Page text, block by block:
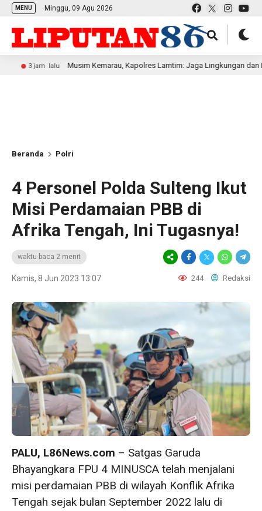
MENU Minggu, 09 Agu 2026
Musim Kemarau, Kapolres Lamtim: Jaga Lingkungan dan Hindari
Beranda Polri
4 Personel Polda Sulteng Ikut
Misi Perdamaian PBB di
Afrika Tengah, Ini Tugasnya!
waktu baca 2 menit
Kamis, 8 Jun 2023 13:07 244 Redaksi
PALU, L86News.com – Satgas Garuda
Bhayangkara FPU 4 MINUSCA telah menjalani
misi perdamaian PBB di wilayah Konflik Afrika
Tengah sejak bulan September 2022 lalu di